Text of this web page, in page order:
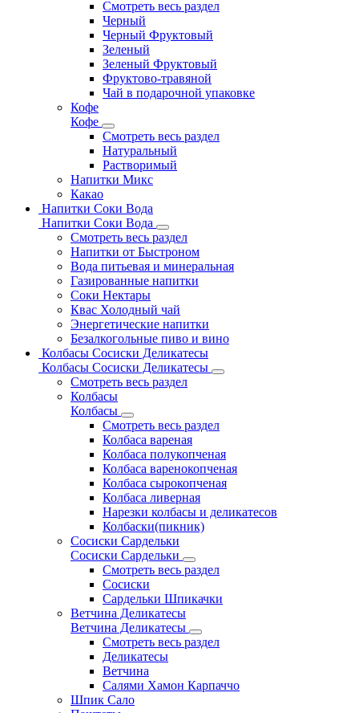
Смотреть весь раздел
Черный
Черный Фруктовый
Зеленый
Зеленый Фруктовый
Фруктово-травяной
Чай в подарочной упаковке
Кофе
Кофе
Смотреть весь раздел
Натуральный
Растворимый
Напитки Микс
Какао
Напитки Соки Вода
Напитки Соки Вода
Смотреть весь раздел
Напитки от Быстроном
Вода питьевая и минеральная
Газированные напитки
Соки Нектары
Квас Холодный чай
Энергетические напитки
Безалкогольные пиво и вино
Колбасы Сосиски Деликатесы
Колбасы Сосиски Деликатесы
Смотреть весь раздел
Колбасы
Колбасы
Смотреть весь раздел
Колбаса вареная
Колбаса полукопченая
Колбаса варенокопченая
Колбаса сырокопченая
Колбаса ливерная
Нарезки колбасы и деликатесов
Колбаски(пикник)
Сосиски Сардельки
Сосиски Сардельки
Смотреть весь раздел
Сосиски
Сардельки Шпикачки
Ветчина Деликатесы
Ветчина Деликатесы
Смотреть весь раздел
Деликатесы
Ветчина
Салями Хамон Карпаччо
Шпик Сало